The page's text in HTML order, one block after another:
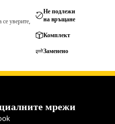
уверите,
Не подлежи
на връщане
Комплект
Заменено
мрежи